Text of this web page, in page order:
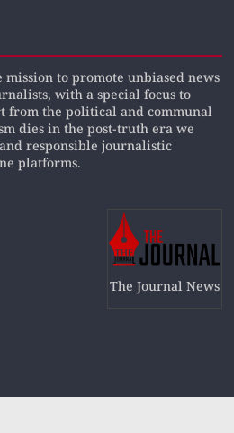
to promote unbiased news
with a special focus to
from the political and communal
dies in the post-truth era we
responsible journalistic
platforms.
The Journal News